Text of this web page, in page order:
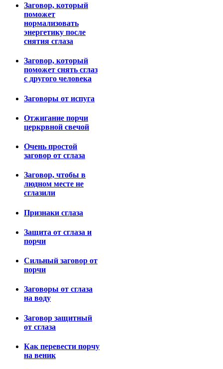
Заговор, который
поможет
нормализовать
энергетику после
снятия сглаза
Заговор, который
поможет снять сглаз
с другого человека
Заговоры от испуга
Отжигание порчи
церкрвной свечой
Очень простой
заговор от сглаза
Заговор, чтобы в
людном месте не
сглазили
Признаки сглаза
Защита от сглаза и
порчи
Сильный заговор от
порчи
Заговоры от сглаза
на воду
Заговор защитный
от сглаза
Как перевести порчу
на веник